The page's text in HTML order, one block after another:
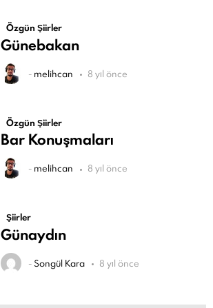
Özgün Şiirler
Günebakan
- melihcan 8 yıl önce
Özgün Şiirler
Bar Konuşmaları
- melihcan 8 yıl önce
Şiirler
Günaydın
- Songül Kara 8 yıl önce